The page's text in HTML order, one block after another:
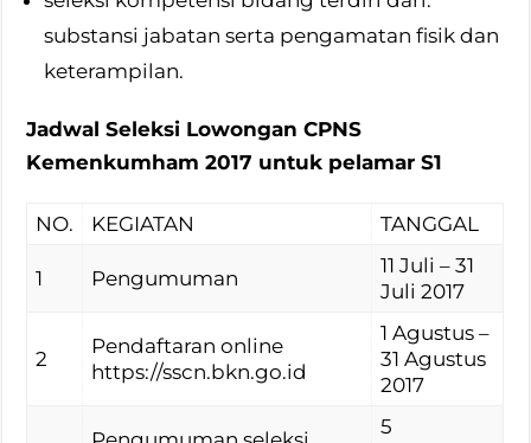
substansi jabatan serta pengamatan fisik dan
keterampilan.
Jadwal Seleksi Lowongan CPNS
Kemenkumham 2017 untuk pelamar S1
NO. KEGIATAN TANGGAL
1 Pengumuman
11 Juli – 31
Juli 2017
2
Pendaftaran online
https://sscn.bkn.go.id
1 Agustus –
31 Agustus
2017
5